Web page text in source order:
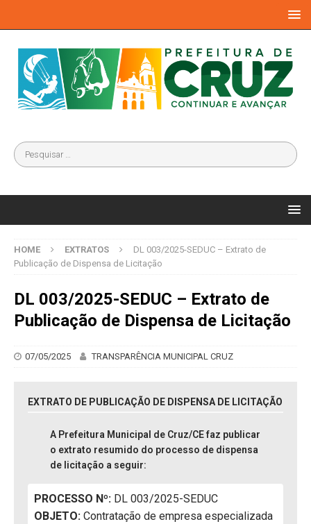
HOME EXTRATOS
DL 003/2025-SEDUC – Extrato de
Publicação de Dispensa de Licitação
DL 003/2025-SEDUC – Extrato de
Publicação de Dispensa de Licitação
07/05/2025 TRANSPARÊNCIA MUNICIPAL CRUZ
EXTRATO DE PUBLICAÇÃO DE DISPENSA DE LICITAÇÃO
A Prefeitura Municipal de Cruz/CE faz publicar
o extrato resumido do processo de dispensa
de licitação a seguir:
PROCESSO Nº: DL 003/2025-SEDUC
OBJETO: Contratação de empresa especializada